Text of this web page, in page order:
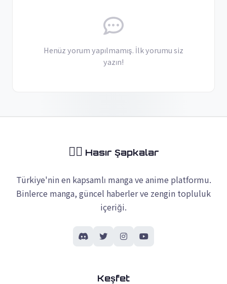
Henüz yorum yapılmamış. İlk yorumu siz
yazın!
🏴‍☠️ Hasır Şapkalar
Türkiye'nin en kapsamlı manga ve anime platformu.
Binlerce manga, güncel haberler ve zengin topluluk
içeriği.
Keşfet